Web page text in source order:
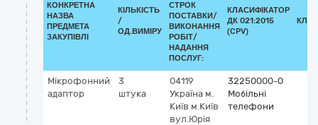
КОНКРЕТНА
НАЗВА
ПРЕДМЕТА
ЗАКУПІВЛІ
КІЛЬКІСТЬ
/
ОД.ВИМІРУ
СТРОК
ПОСТАВКИ/
ВИКОНАННЯ
РОБІТ/
НАДАННЯ
ПОСЛУГ:
КЛАСИФІКАТОР
ДК 021:2015
(CPV)
Мікрофонний
адаптор
3
штука
04119
Україна м.
Київ м.Київ
вул.Юрія
32250000-0
Мобільні
телефони